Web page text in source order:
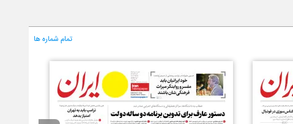
تمام شماره ها